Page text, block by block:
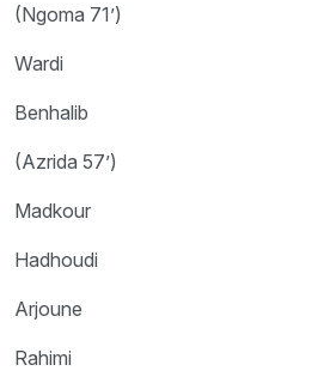
(Ngoma 71’)
Wardi
Benhalib
(Azrida 57’)
Madkour
Hadhoudi
Arjoune
Rahimi